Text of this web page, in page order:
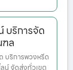
บริการจัด
ล
บริการพวงหรีด
น์ จัดส่งทั่วเขต